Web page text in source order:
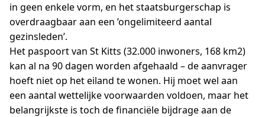
in geen enkele vorm, en het staatsburgerschap is
overdraagbaar aan een ’ongelimiteerd aantal
gezinsleden’.
Het paspoort van St Kitts (32.000 inwoners, 168 km2)
kan al na 90 dagen worden afgehaald – de aanvrager
hoeft niet op het eiland te wonen. Hij moet wel aan
een aantal wettelijke voorwaarden voldoen, maar het
belangrijkste is toch de financiële bijdrage aan de